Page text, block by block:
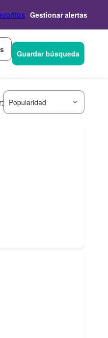
Gestionar alertas
Guardar búsqueda
Popularidad